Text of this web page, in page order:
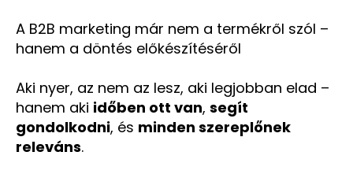
A B2B marketing már nem a termékről szól –
hanem a döntés előkészítéséről
Aki nyer, az nem az lesz, aki legjobban elad –
hanem aki időben ott van, segít
gondolkodni, és minden szereplőnek
releváns.